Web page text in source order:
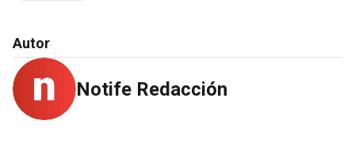
Autor
Notife Redacción